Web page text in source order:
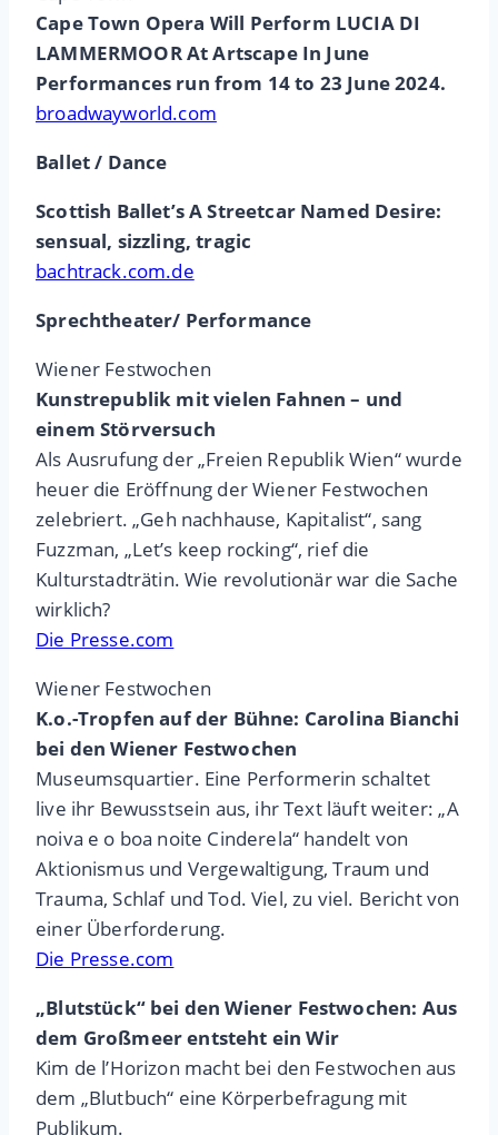
Cape Town Opera Will Perform LUCIA DI
LAMMERMOOR At Artscape In June
Performances run from 14 to 23 June 2024.
broadwayworld.com
Ballet / Dance
Scottish Ballet’s A Streetcar Named Desire:
sensual, sizzling, tragic
bachtrack.com.de
Sprechtheater/ Performance
Wiener Festwochen
Kunstrepublik mit vielen Fahnen – und
einem Störversuch
Als Ausrufung der „Freien Republik Wien“ wurde
heuer die Eröffnung der Wiener Festwochen
zelebriert. „Geh nachhause, Kapitalist“, sang
Fuzzman, „Let’s keep rocking“, rief die
Kulturstadträtin. Wie revolutionär war die Sache
wirklich?
Die Presse.com
Wiener Festwochen
K.o.-Tropfen auf der Bühne: Carolina Bianchi
bei den Wiener Festwochen
Museumsquartier. Eine Performerin schaltet
live ihr Bewusstsein aus, ihr Text läuft weiter: „A
noiva e o boa noite Cinderela“ handelt von
Aktionismus und Vergewaltigung, Traum und
Trauma, Schlaf und Tod. Viel, zu viel. Bericht von
einer Überforderung.
Die Presse.com
„Blutstück“ bei den Wiener Festwochen: Aus
dem Großmeer entsteht ein Wir
Kim de l’Horizon macht bei den Festwochen aus
dem „Blutbuch“ eine Körperbefragung mit
Publikum.